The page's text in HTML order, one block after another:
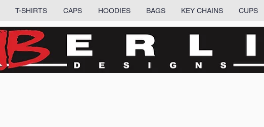
T-SHIRTS CAPS HOODIES BAGS KEY CHAINS CUPS